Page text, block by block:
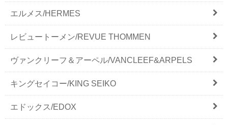
エルメス/HERMES
レビュートーメン/REVUE THOMMEN
ヴァンクリーフ＆アーペル/VANCLEEF&ARPELS
キングセイコー/KING SEIKO
エドックス/EDOX